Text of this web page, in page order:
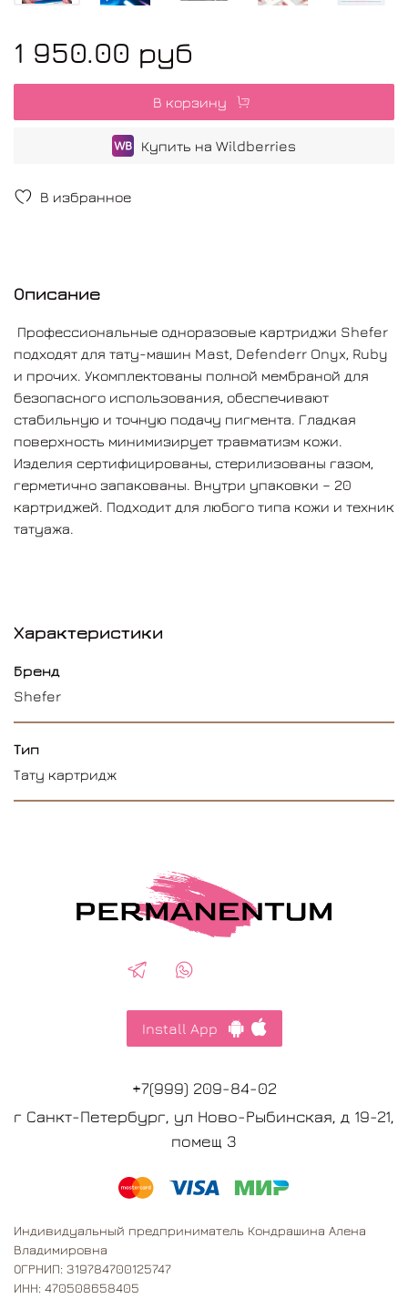
В избранное
1 950.00 руб
В корзину
Купить на Wildberries
Описание
Профессиональные одноразовые картриджи Shefer
подходят для тату-машин Mast, Defenderr Onyx, Ruby
и прочих. Укомплектованы полной мембраной для
безопасного использования, обеспечивают
стабильную и точную подачу пигмента. Гладкая
поверхность минимизирует травматизм кожи.
Изделия сертифицированы, стерилизованы газом,
герметично запакованы. Внутри упаковки – 20
картриджей. Подходит для любого типа кожи и техник
татуажа.
Характеристики
Бренд
Shefer
Тип
Тату картридж
Install App
+7(999) 209-84-02
г Санкт-Петербург, ул Ново-Рыбинская, д 19-21,
помещ 3
Индивидуальный предприниматель Кондрашина Алена
Владимировна
ОГРНИП: 319784700125747
ИНН: 470508658405